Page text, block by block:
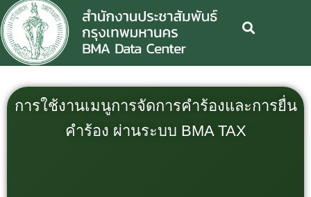
การใช้งานเมนูการจัดการคำร้องและการยื่น
คำร้อง ผ่านระบบ BMA TAX